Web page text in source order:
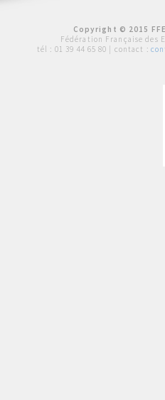
Copyright © 2015
Fédération Française des
tél : 01 39 44 65 80 | contact :